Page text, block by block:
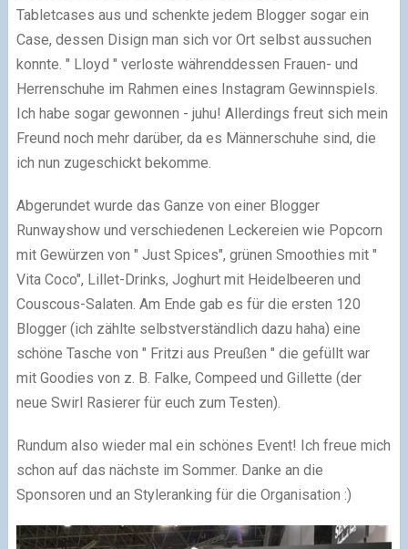
Tabletcases aus und schenkte jedem Blogger sogar ein
Case, dessen Disign man sich vor Ort selbst aussuchen
konnte. " Lloyd " verloste währenddessen Frauen- und
Herrenschuhe im Rahmen eines Instagram Gewinnspiels.
Ich habe sogar gewonnen - juhu! Allerdings freut sich mein
Freund noch mehr darüber, da es Männerschuhe sind, die
ich nun zugeschickt bekomme.
Abgerundet wurde das Ganze von einer Blogger
Runwayshow und verschiedenen Leckereien wie Popcorn
mit Gewürzen von " Just Spices", grünen Smoothies mit "
Vita Coco", Lillet-Drinks, Joghurt mit Heidelbeeren und
Couscous-Salaten. Am Ende gab es für die ersten 120
Blogger (ich zählte selbstverständlich dazu haha) eine
schöne Tasche von " Fritzi aus Preußen " die gefüllt war
mit Goodies von z. B. Falke, Compeed und Gillette (der
neue Swirl Rasierer für euch zum Testen).
Rundum also wieder mal ein schönes Event! Ich freue mich
schon auf das nächste im Sommer. Danke an die
Sponsoren und an Styleranking für die Organisation :)